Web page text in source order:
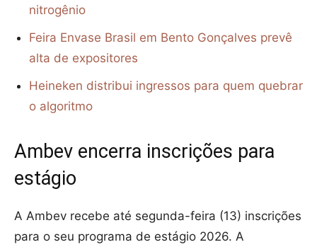
nitrogênio
Feira Envase Brasil em Bento Gonçalves prevê
alta de expositores
Heineken distribui ingressos para quem quebrar
o algoritmo
Ambev encerra inscrições para
estágio
A Ambev recebe até segunda-feira (13) inscrições
para o seu programa de estágio 2026. A